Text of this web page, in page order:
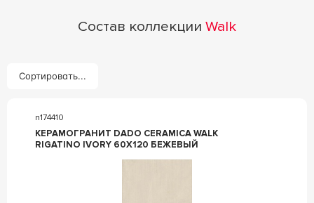
Состав коллекции Walk
Сортировать...
n174410
КЕРАМОГРАНИТ DADO CERAMICA WALK
RIGATINO IVORY 60X120 БЕЖЕВЫЙ